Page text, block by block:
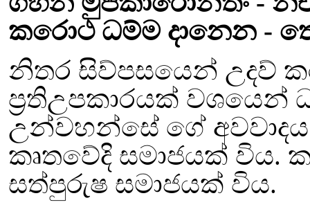
කරොථ ධම්ම දානෙන -
නිතර සිව්පසයෙන් උදව්
ප්‍රතිඋපකාරයක් වශයෙන්
උන්වහන්සේ ගේ
කෘතවේදි සමාජයක් විය.
සත්පුරුෂ සමාජයක් විය.